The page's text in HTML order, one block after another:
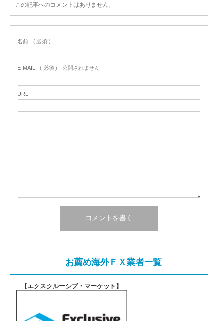
この記事へのコメントはありません。
名前 ( 必須 )
E-MAIL ( 必須 ) - 公開されません -
URL
お薦め海外ＦＸ業者一覧
【エクスクルーシブ・マーケット 】